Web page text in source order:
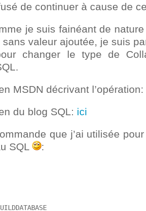
de continuer à cause de
je suis fainéant de
valeur ajoutée, je suis
changer le type de
MSDN décrivant l’opération:
du blog SQL: ici
que j’ai utilisée
SQL
: